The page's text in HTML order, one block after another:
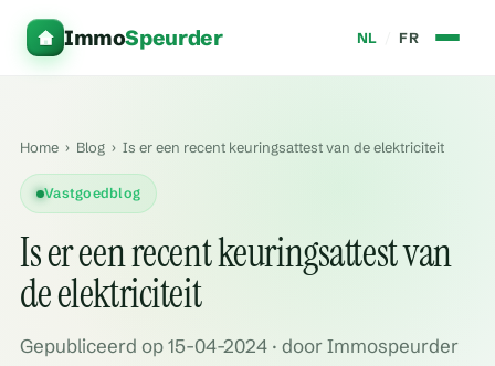
ImmoSpeurder NL FR
Home › Blog › Is er een recent keuringsattest van de elektriciteit
Vastgoedblog
Is er een recent keuringsattest van
de elektriciteit
Gepubliceerd op 15-04-2024 · door Immospeurder